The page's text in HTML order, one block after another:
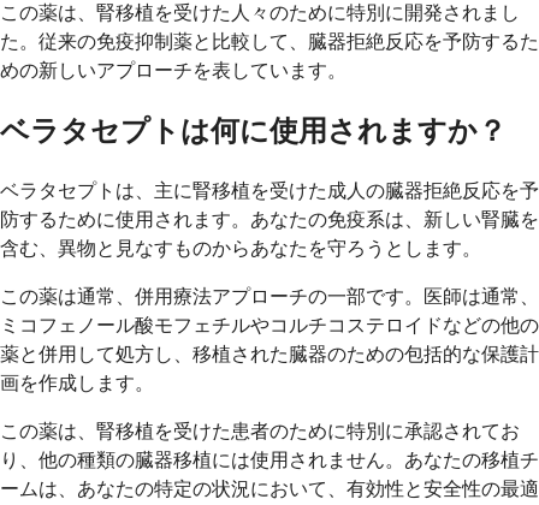
この薬は、腎移植を受けた人々のために特別に開発されまし
た。従来の免疫抑制薬と比較して、臓器拒絶反応を予防するた
めの新しいアプローチを表しています。
ベラタセプトは何に使用されますか？
ベラタセプトは、主に腎移植を受けた成人の臓器拒絶反応を予
防するために使用されます。あなたの免疫系は、新しい腎臓を
含む、異物と見なすものからあなたを守ろうとします。
この薬は通常、併用療法アプローチの一部です。医師は通常、
ミコフェノール酸モフェチルやコルチコステロイドなどの他の
薬と併用して処方し、移植された臓器のための包括的な保護計
画を作成します。
この薬は、腎移植を受けた患者のために特別に承認されてお
り、他の種類の臓器移植には使用されません。あなたの移植チ
ームは、あなたの特定の状況において、有効性と安全性の最適